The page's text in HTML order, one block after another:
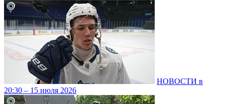
НОВОСТИ в
20:30 – 15 июля 2026